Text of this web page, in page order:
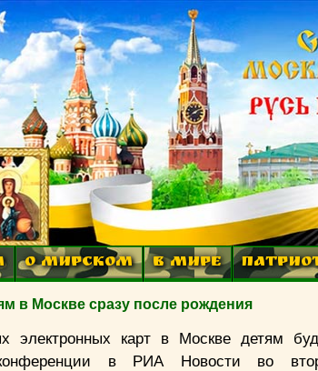
О МИРСКОМ В МИРЕ
в Москве сразу после рождения
электронных карт в Москве детям
в РИА Новости во